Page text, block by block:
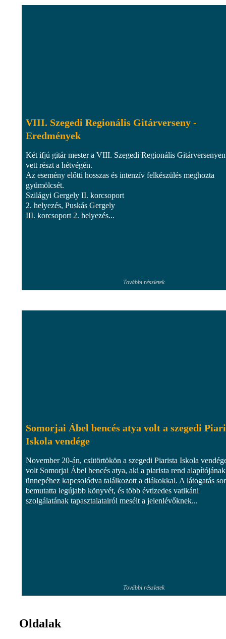
VIII. Szegedi Regionális Gitárverseny -
Eredmények
Két ifjú gitár mester a VIII. Szegedi Regionális Gitárversenyen
vett részt a hétvégén.
Az esemény előtti hosszas és intenzív felkészülés meghozta
gyümölcsét.
Szilágyi Gergely II. korcsoport
2. helyezés, Puskás Gergely
III. korcsoport 2. helyezés...
További részletek
Somorjai Ábel bencés atya volt a szegedi
Iskola vendége
November 20-án, csütörtökön a szegedi Piarista Iskola
volt Somorjai Ábel bencés atya, aki a piarista rend alapítójának
ünnepéhez kapcsolódva találkozott a diákokkal. A látogatás
bemutatta legújabb könyvét, és több évtizedes vatikáni
szolgálatának tapasztalatairól mesélt a jelenlévőknek...
További részletek
Oldalak